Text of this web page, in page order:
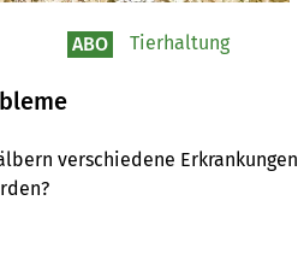
verschiedene Erkrankungen
ABO Tierhaltung